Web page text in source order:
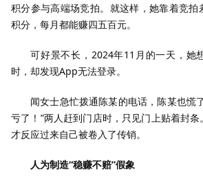
积分参与高端场竞拍。就这样，她靠着竞拍
积分，每月都能赚四五百元。
可好景不长，2024年11月的一天，她
时，却发现App无法登录。
闻女士急忙拨通陈某的电话，陈某也慌
亏了！”两人赶到门店时，只见门上贴着封
才反应过来自己被卷入了传销。
人为制造“稳赚不赔”假象